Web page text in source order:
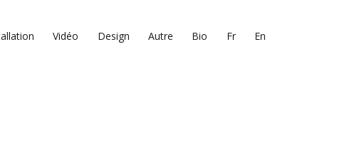
Vidéo Design Autre Bio Fr En